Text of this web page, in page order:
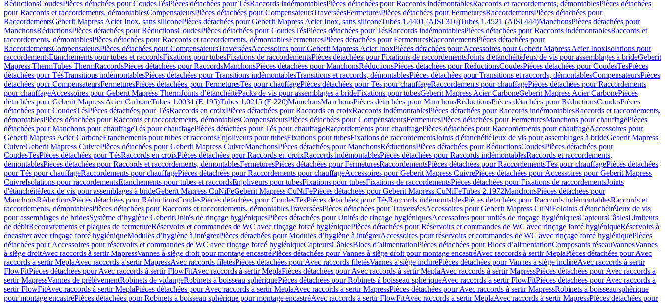
RéductionsCoudesPièces détachées pour CoudesTésPièces détachées pour TésRaccords indémontablesPièces détachées pour Raccords indémontablesRaccords et raccordements, démontablesPièces détachées
pour Raccords et raccordements, démontablesCompensateursPièces détachées pour CompensateursTraverséesFermeturesPièces détachées pour FermeturesRaccordementsPièces détachées pour
RaccordementsGeberit Mapress Acier Inox, sans siliconePièces détachées pour Geberit Mapress Acier Inox, sans siliconeTubes 1.4401 (AISI 316)Tubes 1.4521 (AISI 444)ManchonsPièces détachées pour
ManchonsRéductionsPièces détachées pour RéductionsCoudesPièces détachées pour CoudesTésPièces détachées pour TésRaccords indémontablesPièces détachées pour Raccords indémontablesRaccords et
raccordements, démontablesPièces détachées pour Raccords et raccordements, démontablesFermeturesPièces détachées pour FermeturesRaccordementsPièces détachées pour
RaccordementsCompensateursPièces détachées pour CompensateursTraverséesAccessoires pour Geberit Mapress Acier InoxPièces détachées pour Accessoires pour Geberit Mapress Acier InoxIsolations pour
raccordementsEtanchements pour tubes et raccordsFixations pour tubesFixations de raccordementsPièces détachées pour Fixations de raccordementsJoints d'étanchéitéJeux de vis pour assemblages à brideGeberit
Mapress ThermTubes ThermRaccordsPièces détachées pour RaccordsManchonsPièces détachées pour ManchonsRéductionsPièces détachées pour RéductionsCoudesPièces détachées pour CoudesTésPièces
détachées pour TésTransitions indémontablesPièces détachées pour Transitions indémontablesTransitions et raccords, démontablesPièces détachées pour Transitions et raccords, démontablesCompensateursPièces
détachées pour CompensateursFermeturesPièces détachées pour FermeturesTés pour chauffagePièces détachées pour Tés pour chauffageRaccordements pour chauffagePièces détachées pour Raccordements
pour chauffageAccessoires pour Geberit Mapress ThermJoints d’étanchéitéPacks de vis pour assemblages à brideFixations pour tubesGeberit Mapress Acier CarboneGeberit Mapress Acier CarbonePièces
détachées pour Geberit Mapress Acier CarboneTubes 1.0034 (E 195)Tubes 1.0215 (E 220)MamelonsManchonsPièces détachées pour ManchonsRéductionsPièces détachées pour RéductionsCoudesPièces
détachées pour CoudesTésPièces détachées pour TésRaccords en croixPièces détachées pour Raccords en croixRaccords indémontablesPièces détachées pour Raccords indémontablesRaccords et raccordements,
démontablesPièces détachées pour Raccords et raccordements, démontablesCompensateursPièces détachées pour CompensateursFermeturesPièces détachées pour FermeturesManchons pour chauffagePièces
détachées pour Manchons pour chauffageTés pour chauffagePièces détachées pour Tés pour chauffageRaccordements pour chauffagePièces détachées pour Raccordements pour chauffageAccessoires pour
Geberit Mapress Acier CarboneEtanchements pour tubes et raccordsEnjoliveurs pour tubesFixations pour tubesFixations de raccordementsJoints d'étanchéitéJeux de vis pour assemblages à brideGeberit Mapress
CuivreGeberit Mapress CuivrePièces détachées pour Geberit Mapress CuivreManchonsPièces détachées pour ManchonsRéductionsPièces détachées pour RéductionsCoudesPièces détachées pour
CoudesTésPièces détachées pour TésRaccords en croixPièces détachées pour Raccords en croixRaccords indémontablesPièces détachées pour Raccords indémontablesRaccords et raccordements,
démontablesPièces détachées pour Raccords et raccordements, démontablesFermeturesPièces détachées pour FermeturesRaccordementsPièces détachées pour RaccordementsTés pour chauffagePièces détachées
pour Tés pour chauffageRaccordements pour chauffagePièces détachées pour Raccordements pour chauffageAccessoires pour Geberit Mapress CuivrePièces détachées pour Accessoires pour Geberit Mapress
CuivreIsolations pour raccordementsEtanchements pour tubes et raccordsEnjoliveurs pour tubesFixations pour tubesFixations de raccordementsPièces détachées pour Fixations de raccordementsJoints
d'étanchéitéJeux de vis pour assemblages à brideGeberit Mapress CuNiFeGeberit Mapress CuNiFePièces détachées pour Geberit Mapress CuNiFeTubes 2.1972ManchonsPièces détachées pour
ManchonsRéductionsPièces détachées pour RéductionsCoudesPièces détachées pour CoudesTésPièces détachées pour TésRaccords indémontablesPièces détachées pour Raccords indémontablesRaccords et
raccordements, démontablesPièces détachées pour Raccords et raccordements, démontablesTraverséesPièces détachées pour TraverséesAccessoires pour Geberit Mapress CuNiFeJoints d'étanchéitéJeux de vis
pour assemblages de bridesSystème d’hygiène GeberitUnités de rinçage hygiéniquesPièces détachées pour Unités de rinçage hygiéniquesAccessoires pour unités de rinçage hygiéniquesCapteursCâblesLimiteurs
de débitRecouvrements et plaques de fermetureRéservoirs et commandes de WC avec rinçage forcé hygiéniquePièces détachées pour Réservoirs et commandes de WC avec rinçage forcé hygiéniqueRéservoirs à
encastrer avec rinçage forcé hygiéniqueModules d’hygiène à intégrerPièces détachées pour Modules d’hygiène à intégrerAccessoires pour réservoirs et commandes de WC avec rinçage forcé hygiéniquePièces
détachées pour Accessoires pour réservoirs et commandes de WC avec rinçage forcé hygiéniqueCapteursCâblesBlocs d’alimentationPièces détachées pour Blocs d’alimentationComposants réseauVannesVannes
à siège droitAvec raccords à sertir MapressVannes à siège droit pour montage encastréPièces détachées pour Vannes à siège droit pour montage encastréAvec raccords à sertir MeplaPièces détachées pour Avec
raccords à sertir MeplaAvec raccords à sertir MapressAvec raccords filetésPièces détachées pour Avec raccords filetésVannes à siège inclinéPièces détachées pour Vannes à siège inclinéAvec raccords à sertir
FlowFitPièces détachées pour Avec raccords à sertir FlowFitAvec raccords à sertir MeplaPièces détachées pour Avec raccords à sertir MeplaAvec raccords à sertir MapressPièces détachées pour Avec raccords à
sertir MapressVannes de prélèvementRobinets de vidangeRobinets à boisseau sphériquePièces détachées pour Robinets à boisseau sphériqueAvec raccords à sertir FlowFitPièces détachées pour Avec raccords à
sertir FlowFitAvec raccords à sertir MeplaPièces détachées pour Avec raccords à sertir MeplaAvec raccords à sertir MapressPièces détachées pour Avec raccords à sertir MapressRobinets à boisseau sphérique
pour montage encastréPièces détachées pour Robinets à boisseau sphérique pour montage encastréAvec raccords à sertir FlowFitAvec raccords à sertir MeplaAvec raccords à sertir MapressPièces détachées pour